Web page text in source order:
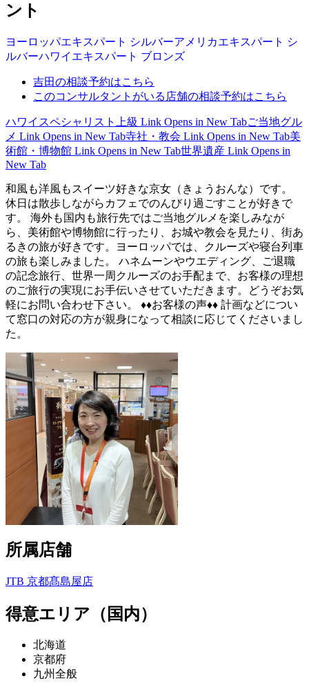
ント
ヨーロッパエキスパート シルバーアメリカエキスパート シ
ルバーハワイ エキスパート ブロンズ
吉田の相談予約はこちら
このコンサルタントがいる店舗の相談予約はこちら
ハワイスペシャリスト上級 Link Opens in New Tabご当地グル
メ Link Opens in New Tab寺社・教会 Link Opens in New Tab美
術館・博物館 Link Opens in New Tab世界遺産 Link Opens in
New Tab
和風も洋風もスイーツ好きな京女（きょうおんな）です。
休日は散歩しながらカフェでのんびり過ごすことが好きで
す。 海外も国内も旅行先ではご当地グルメを楽しみなが
ら、美術館や博物館に行ったり、お城や教会を見たり、街あ
るきの旅が好きです。ヨーロッパでは、クルーズや寝台列車
の旅も楽しみました。 ハネムーンやウエディング、ご退職
の記念旅行、世界一周クルーズのお手配まで、お客様の理想
のご旅行の実現にお手伝いさせていただきます。どうぞお気
軽にお問い合わせ下さい。 ♦♦お客様の声♦♦ 計画などについ
て窓口の対応の方が親身になって相談に応じてくださいまし
た。
所属店舗
JTB 京都髙島屋店
得意エリア（国内）
北海道
京都府
九州全般